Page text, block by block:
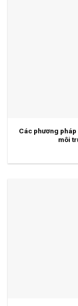
Các phương
môi